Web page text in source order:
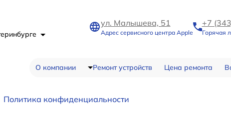
ул. Малышева, 51
Адрес сервисного центра Apple
+7
Горячая
О компании Ремонт устройств Цена ремонта
Политика конфиденциальности